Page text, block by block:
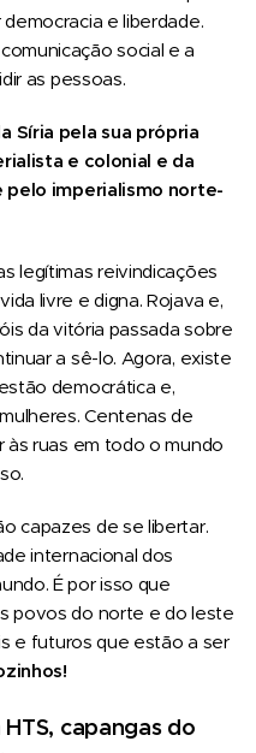
e liberdade.
social e a
as pessoas.
Síria pela sua própria
e colonial e da
pelo imperialismo norte-
legítimas reivindicações
livre e digna. Rojava e,
da vitória passada sobre
a sê-lo. Agora, existe
democrática e,
Centenas de
às ruas em todo o mundo
capazes de se libertar.
internacional dos
É por isso que
povos do norte e do leste
e futuros que estão a ser
capangas do